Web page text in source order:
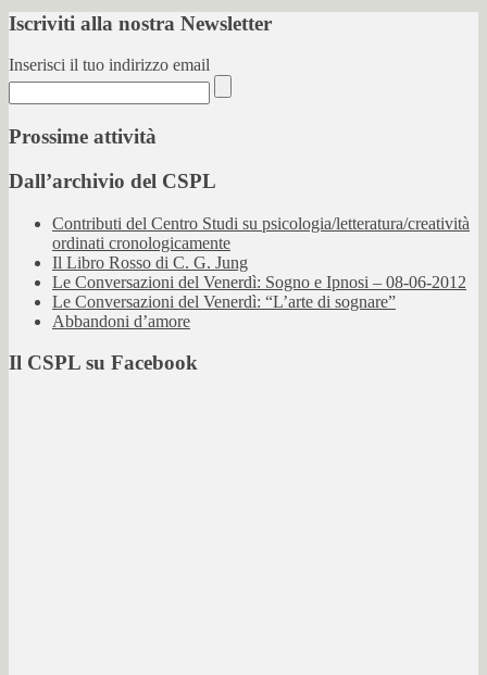
Iscriviti alla nostra Newsletter
Inserisci il tuo indirizzo email
Prossime attività
Dall’archivio del CSPL
Contributi del Centro Studi su psicologia/letteratura/creatività
ordinati cronologicamente
Il Libro Rosso di C. G. Jung
Le Conversazioni del Venerdì: Sogno e Ipnosi – 08-06-2012
Le Conversazioni del Venerdì: “L’arte di sognare”
Abbandoni d’amore
Il CSPL su Facebook